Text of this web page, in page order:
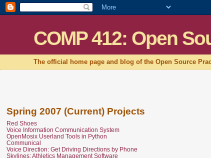
COMP 412: Open
The official home page and blog of the Open Source
Spring 2007 (Current) Projects
Red Shoes
Voice Information Communication System
OpenMosix Userland Tools in Python
Communical
Voice Direction: Get Driving Directions by Phone
Skylines: Athletics Management Software